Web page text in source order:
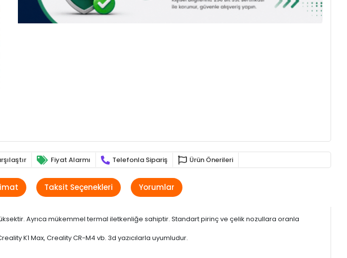
Fiyat Alarmı Telefonla Sipariş Ürün Önerileri
Taksit Seçenekleri Yorumlar
Ayrıca mükemmel termal iletkenliğe sahiptir. Standart pirinç ve çelik nozullara oranla
K1 Max, Creality CR-M4 vb. 3d yazıcılarla uyumludur.